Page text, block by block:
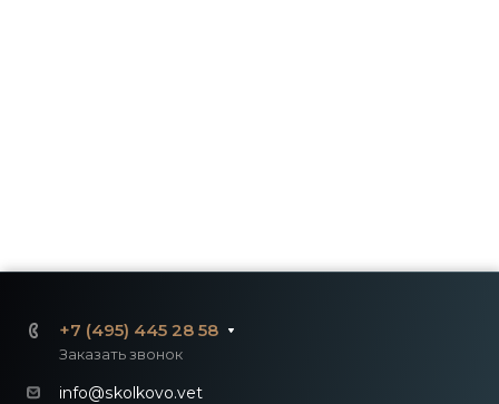
+7 (495) 445 28 58
Заказать звонок
info@skolkovo.vet